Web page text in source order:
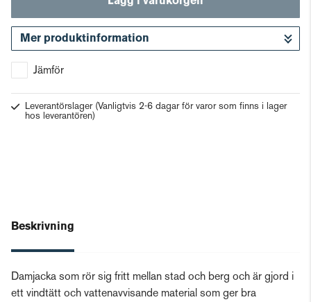
Mer produktinformation
Jämför
Leverantörslager (Vanligtvis 2-6 dagar för varor som finns i lager
hos leverantören)
Beskrivning
Damjacka som rör sig fritt mellan stad och berg och är gjord i
ett vindtätt och vattenavvisande material som ger bra